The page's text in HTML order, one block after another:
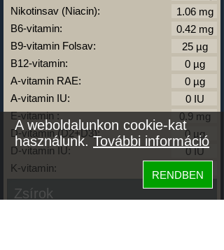
Nikotinsav (Niacin):
B6-vitamin:
B9-vitamin Folsav:
B12-vitamin:
A-vitamin RAE:
A-vitamin IU:
E-vitamin :
D-vitamin (D2+D3):
D-vitamin IU:
K-vitamin:
Zsírok
A weboldalunkon cookie-kat
használunk.További információ
RENDBEN